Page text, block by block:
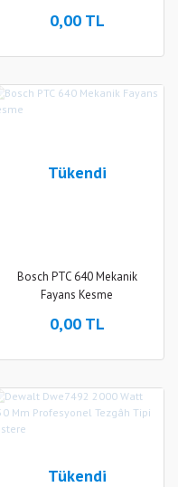
0,00 TL
Tükendi
Bosch PTC 640 Mekanik
Fayans Kesme
0,00 TL
Tükendi